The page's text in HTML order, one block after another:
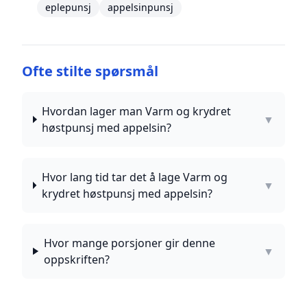
eplepunsj
appelsinpunsj
Ofte stilte spørsmål
Hvordan lager man Varm og krydret
høstpunsj med appelsin?
▼
Hvor lang tid tar det å lage Varm og
krydret høstpunsj med appelsin?
▼
Hvor mange porsjoner gir denne
oppskriften?
▼